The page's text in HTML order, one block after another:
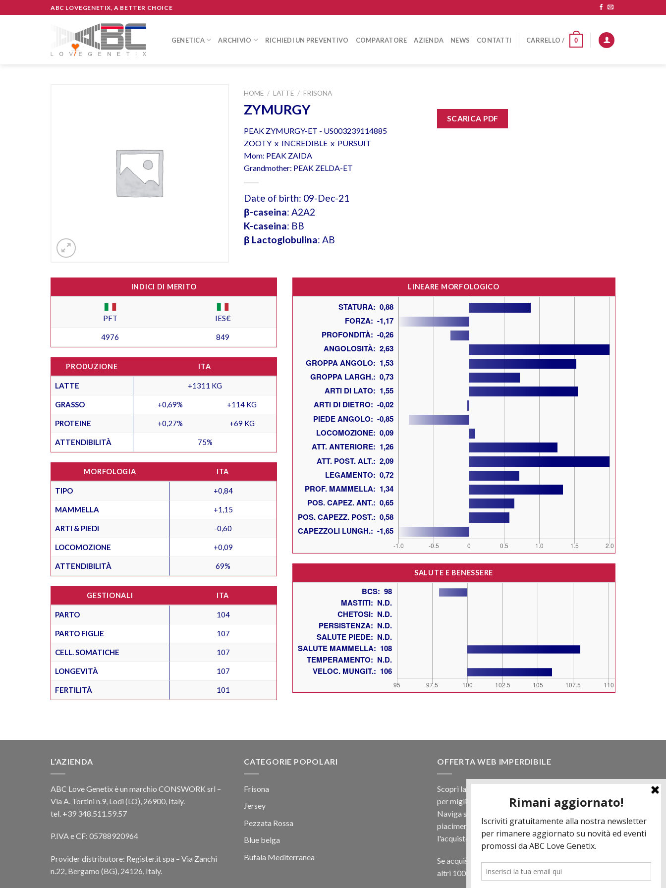
to
ABC LOVEGENETIX, A BETTER CHOICE
GENETICA ARCHIVIO RICHIEDI UN PREVENTIVO COMPARATORE AZIENDA NEWS CONTATTI CARRELLO / 0
HOME / LATTE / FRISONA
ZYMURGY
PEAK ZYMURGY-ET - US003239114885
ZOOTY x INCREDIBLE x PURSUIT
Mom: PEAK ZAIDA
Grandmother: PEAK ZELDA-ET
Date of birth: 09-Dec-21
β-caseina: A2A2
K-caseina: BB
β Lactoglobulina: AB
SCARICA PDF
INDICI DI MERITO
PFT IES€
4976 849
PRODUZIONE ITA
LATTE +1311 KG
GRASSO +0,69% +114 KG
PROTEINE +0,27% +69 KG
ATTENDIBILITÀ 75%
MORFOLOGIA ITA
TIPO +0,84
MAMMELLA +1,15
ARTI & PIEDI -0,60
LOCOMOZIONE +0,09
ATTENDIBILITÀ 69%
GESTIONALI ITA
PARTO 104
PARTO FIGLIE 107
CELL. SOMATICHE 107
LONGEVITÀ 107
FERTILITÀ 101
LINEARE MORFOLOGICO
SALUTE E BENESSERE
L’AZIENDA
ABC Love Genetix è un marchio CONSWORK srl –
Via A. Tortini n.9, Lodi (LO), 26900, Italy.
tel. +39 348.511.59.57
P.IVA e CF: 05788920964
Provider distributore: Register.it spa – Via Zanchi
n.22, Bergamo (BG), 24126, Italy.
CATEGORIE POPOLARI
Frisona
Jersey
Pezzata Rossa
Blue belga
Bufala Mediterranea
OFFERTA WEB IMPERDIBILE
Scopri la nostra offerta web! Un prezzo mai visto,
per migliaia di prodotti.
Naviga sul sito e scegli il tuo toro filtrando a
piacimento e scopri quanto può essere vantaggioso
l'acquisto online.
Se acquisti almeno 500€ di prodotti in regalo per te
altri 100 € in Tori. Contattaci per più informazioni.